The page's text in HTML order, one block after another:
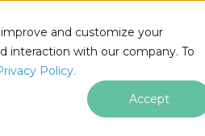
and customize your
interaction with our company. To
Policy.
Accept